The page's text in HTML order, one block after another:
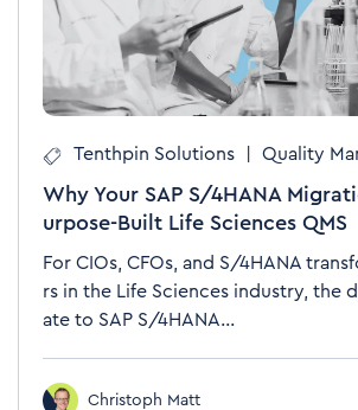
Tenthpin Solutions Quality
Why Your SAP S/4HANA
urpose-Built Life Sciences QMS
For CIOs, CFOs, and S/4HANA
rs in the Life Sciences industry, the
ate to SAP S/4HANA...
Christoph Matt